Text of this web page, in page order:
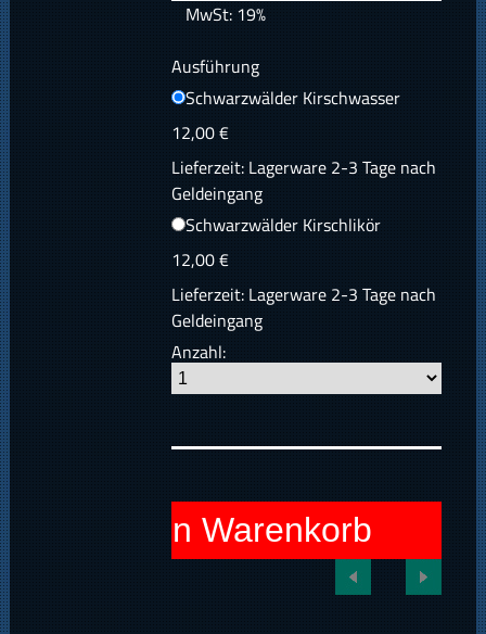
MwSt: 19%
Ausführung
Schwarzwälder Kirschwasser
12,00 €
Lieferzeit: Lagerware 2-3 Tage nach
Geldeingang
Schwarzwälder Kirschlikör
12,00 €
Lieferzeit: Lagerware 2-3 Tage nach
Geldeingang
Anzahl:
In den Warenkorb